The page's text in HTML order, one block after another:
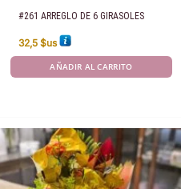
#261 ARREGLO DE 6 GIRASOLES
32,5$us
AÑADIR AL CARRITO